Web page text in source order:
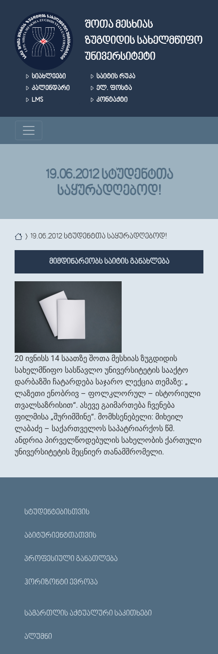
ᲨᲝᲗᲐ ᲛᲔᲡᲮᲘᲐᲡ
ᲖᲣᲒᲓᲘᲓᲘᲡ ᲡᲐᲮᲔᲚᲛᲬᲘᲤᲝ
ᲣᲜᲘᲕᲔᲠᲡᲘᲢᲔᲢᲘ
ᲡᲘᲐᲮᲚᲔᲔᲑᲘ
ᲙᲐᲚᲔᲜᲓᲐᲠᲘ
LMS
ᲡᲐᲘᲢᲘᲡ ᲠᲣᲙᲐ
ᲔᲚ. ᲤᲝᲡᲢᲐ
ᲙᲝᲜᲢᲐᲥᲢᲘ
19.06.2012 ᲡᲢᲣᲓᲔᲜᲢᲗᲐ
ᲡᲐᲧᲣᲠᲐᲓᲦᲔᲑᲝᲓ!
You are here
19.06.2012 სტუდენტთა საყურადღებოდ!
მიმდინარეობს საიტის განახლება
20 ივნისს 14 საათზე შოთა მესხიას ზუგდიდის
სახელმწიფო სასწავლო უნივერსიტეტის სააქტო
დარბაზში ჩატარდება საჯარო ლექცია თემაზე: „
ლაზეთი ენობრივ – ფოლკლორულ – ისტორიული
თვალსაზრისით“. ასევე გაიმართება ჩვენება
ფილმისა „შურიმშინე“. მომხსენებელი: მიხეილ
ლაბაძე – საქართველოს საპატრიარქოს წმ.
ანდრია პირველწოდებულის სახელობის ქართული
უნივერსიტეტის მეცნიერ თანამშრომელი.
ᲡᲢᲣᲓᲔᲜᲢᲔᲑᲘᲡᲗᲕᲘᲡ
ᲐᲑᲘᲢᲣᲠᲘᲔᲜᲢᲗᲐᲗᲕᲘᲡ
ᲞᲠᲝᲤᲔᲡᲘᲣᲚᲘ ᲒᲐᲜᲐᲗᲚᲔᲑᲐ
ᲰᲝᲠᲘᲖᲝᲜᲢᲘ ᲔᲕᲠᲝᲞᲐ
ᲡᲐᲛᲐᲠᲗᲚᲘᲡ ᲐᲥᲢᲣᲐᲚᲣᲠᲘ ᲡᲐᲙᲘᲗᲮᲔᲑᲘ
ᲐᲚᲣᲛᲜᲘ